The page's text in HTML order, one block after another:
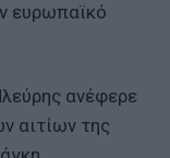
ευρωπαϊκό
ανέφερε
αιτίων της